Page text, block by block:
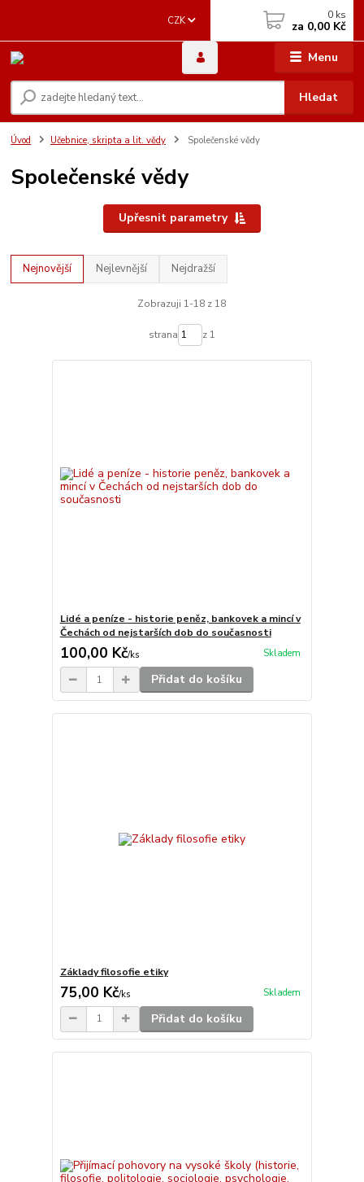
Menu
CZK
Hledat
0 ks
za 0,00 Kč
Úvod Učebnice, skripta a lit. vědy Společenské vědy
Společenské vědy
Upřesnit parametry
Nejnovější Nejlevnější Nejdražší
Zobrazuji 1-18 z 18
strana z 1
Lidé a peníze - historie peněz, bankovek a mincí v
Čechách od nejstarších dob do současnosti
100,00 Kč/ks Skladem
Přidat do košíku
Základy filosofie etiky
75,00 Kč/ks Skladem
Přidat do košíku